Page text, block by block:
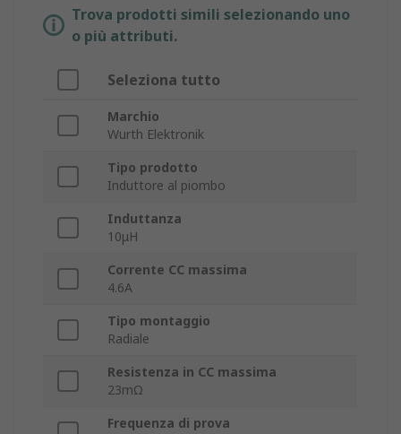
Trova prodotti simili selezionando uno
o più attributi.
Seleziona tutto
Marchio
Wurth Elektronik
Tipo prodotto
Induttore al piombo
Induttanza
10μH
Corrente CC massima
4.6A
Tipo montaggio
Radiale
Resistenza in CC massima
23mΩ
Frequenza di prova